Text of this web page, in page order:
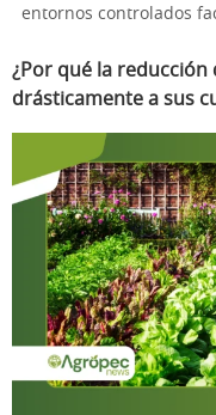
entornos controlados
¿Por qué la reducción
drásticamente a sus